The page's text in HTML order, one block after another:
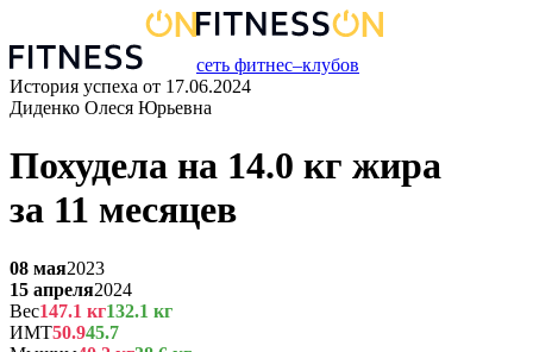
сеть фитнес–клубов
История успеха от 17.06.2024
Диденко Олеся Юрьевна
Похудела на 14.0 кг жира
за 11 месяцев
08 мая2023
15 апреля2024
Вес147.1 кг132.1 кг
ИМТ50.945.7